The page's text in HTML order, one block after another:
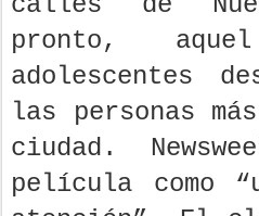
calles de
pronto,
adolescentes
las personas
ciudad.
película como